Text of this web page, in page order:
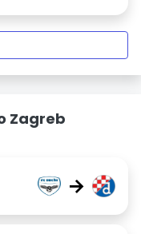
Zagreb
→